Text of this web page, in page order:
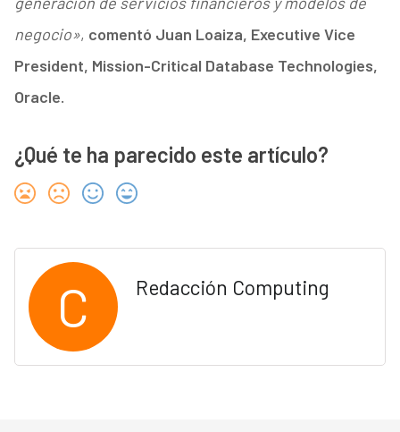
negocio», comentó Juan Loaiza, Executive Vice
President, Mission-Critical Database Technologies,
Oracle.
¿Qué te ha parecido este artículo?
C Redacción Computing